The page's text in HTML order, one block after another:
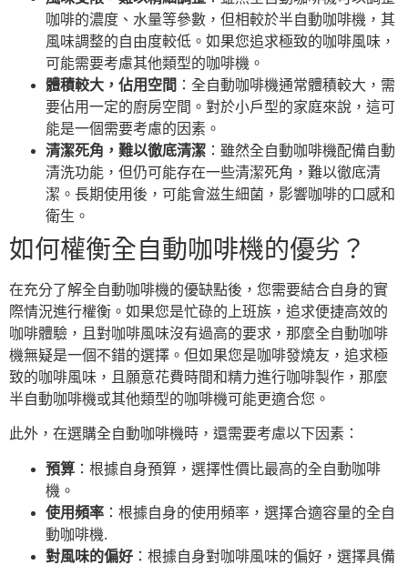
咖啡的濃度、水量等參數，但相較於半自動咖啡機，其
風味調整的自由度較低。如果您追求極致的咖啡風味，
可能需要考慮其他類型的咖啡機。
體積較大，佔用空間 ：全自動咖啡機通常體積較大，需
要佔用一定的廚房空間。對於小戶型的家庭來說，這可
能是一個需要考慮的因素。
清潔死角，難以徹底清潔 ：雖然全自動咖啡機配備自動
清洗功能，但仍可能存在一些清潔死角，難以徹底清
潔。長期使用後，可能會滋生細菌，影響咖啡的口感和
衛生。
如何權衡全自動咖啡機的優劣？
在充分了解全自動咖啡機的優缺點後，您需要結合自身的實
際情況進行權衡。如果您是忙碌的上班族，追求便捷高效的
咖啡體驗，且對咖啡風味沒有過高的要求，那麼全自動咖啡
機無疑是一個不錯的選擇。但如果您是咖啡發燒友，追求極
致的咖啡風味，且願意花費時間和精力進行咖啡製作，那麼
半自動咖啡機或其他類型的咖啡機可能更適合您。
此外，在選購全自動咖啡機時，還需要考慮以下因素：
預算 ：根據自身預算，選擇性價比最高的全自動咖啡
機。
使用頻率 ：根據自身的使用頻率，選擇合適容量的全自
動咖啡機.
對風味的偏好 ：根據自身對咖啡風味的偏好，選擇具備